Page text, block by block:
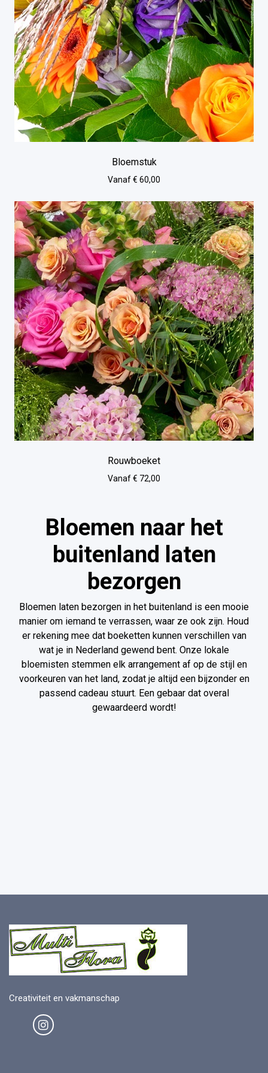
Bloemstuk
Vanaf € 60,00
Rouwboeket
Vanaf € 72,00
Bloemen naar het
buitenland laten
bezorgen
Bloemen laten bezorgen in het buitenland is een mooie
manier om iemand te verrassen, waar ze ook zijn. Houd
er rekening mee dat boeketten kunnen verschillen van
wat je in Nederland gewend bent. Onze lokale
bloemisten stemmen elk arrangement af op de stijl en
voorkeuren van het land, zodat je altijd een bijzonder en
passend cadeau stuurt. Een gebaar dat overal
gewaardeerd wordt!
Creativiteit en vakmanschap